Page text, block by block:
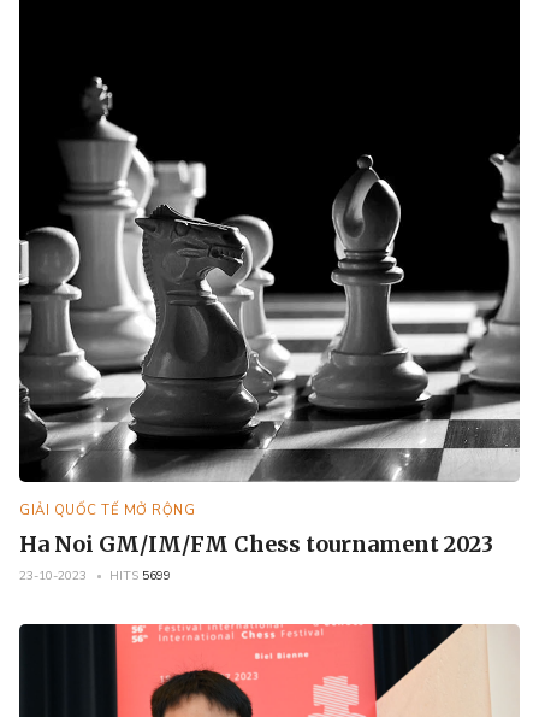
GIẢI QUỐC TẾ MỞ RỘNG
Ha Noi GM/IM/FM Chess tournament 2023
23-10-2023 HITS 5699